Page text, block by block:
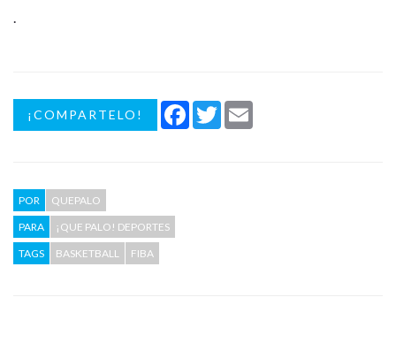
¡COMPARTELO! Facebook
Twitter
POR
QUEPALO
PARA
¡QUE PALO! DEPORTES
TAGS
BASKETBALL FIBA